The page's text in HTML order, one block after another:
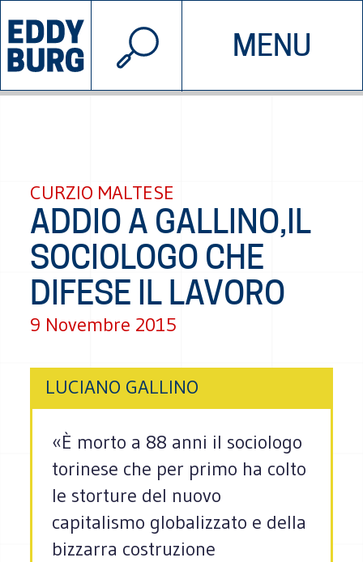
MENU
INIZIATIVE CHI SIAMO
© 2026 EDDYBURG
CURZIO MALTESE
ADDIO A GALLINO,IL
SOCIOLOGO CHE
DIFESE IL LAVORO
9 Novembre 2015
LUCIANO GALLINO
«È morto a 88 anni il sociologo
torinese che per primo ha colto
le storture del nuovo
capitalismo globalizzato e della
bizzarra costruzione